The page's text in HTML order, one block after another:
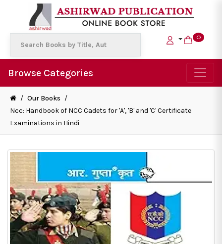
0
Browse Categories
/ Our Books /
Ncc: Handbook of NCC Cadets for 'A', 'B' and 'C' Certificate
Examinations in Hindi